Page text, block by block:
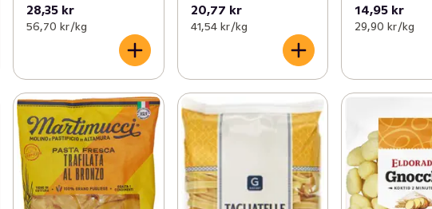
28,35 kr
56,70 kr /kg
20,77 kr
41,54 kr /kg
14,95 kr
29,90 kr /kg